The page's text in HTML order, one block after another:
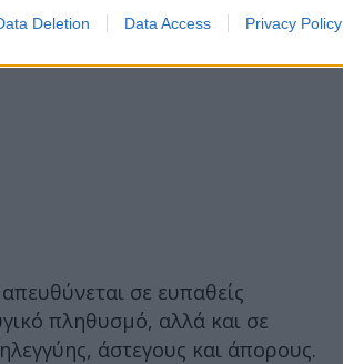
Deletion Data Access Privacy Policy
σε ευπαθείς
πληθυσμό, αλλά και σε
άστεγους και άπορους.